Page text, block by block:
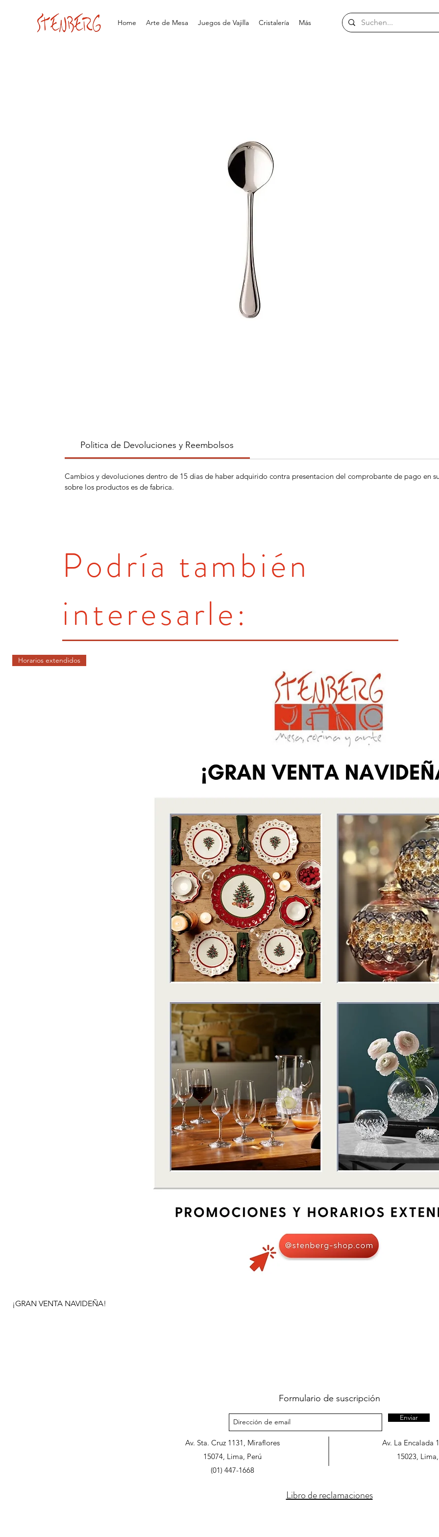
Home Arte de Mesa Juegos de Vajilla Cristalería Más
Politica de Devoluciones y Reembolsos
Cambios y devoluciones dentro de 15 dias de haber adquirido contra presentacion del comprobante de pago en
sobre los productos es de fabrica.
Horarios extendidos
¡GRAN VENTA NAVIDEÑA!
Podría también
interesarle:
Formulario de suscripción
Enviar
Av. Sta. Cruz 1131, Miraflores
15074, Lima, Perú
Av. La Encalada
15023,
(01) 447-1668
Libro de reclamaciones